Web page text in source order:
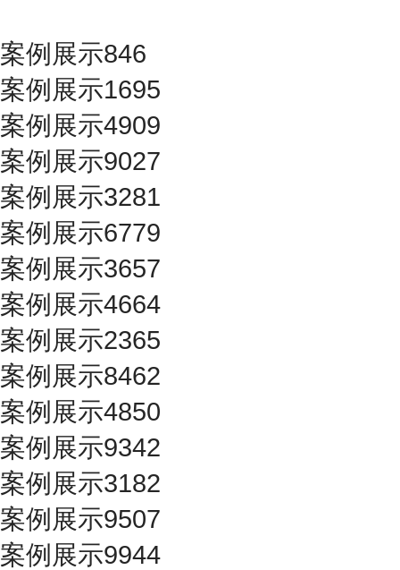
案例展示846
案例展示1695
案例展示4909
案例展示9027
案例展示3281
案例展示6779
案例展示3657
案例展示4664
案例展示2365
案例展示8462
案例展示4850
案例展示9342
案例展示3182
案例展示9507
案例展示9944